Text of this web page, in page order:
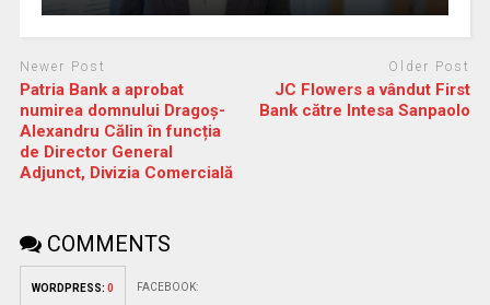
Newer Post
Patria Bank a aprobat
numirea domnului Dragoș-
Alexandru Călin în funcția
de Director General
Adjunct, Divizia Comercială
Older Post
JC Flowers a vândut First
Bank către Intesa Sanpaolo
COMMENTS
WORDPRESS: 0 FACEBOOK: